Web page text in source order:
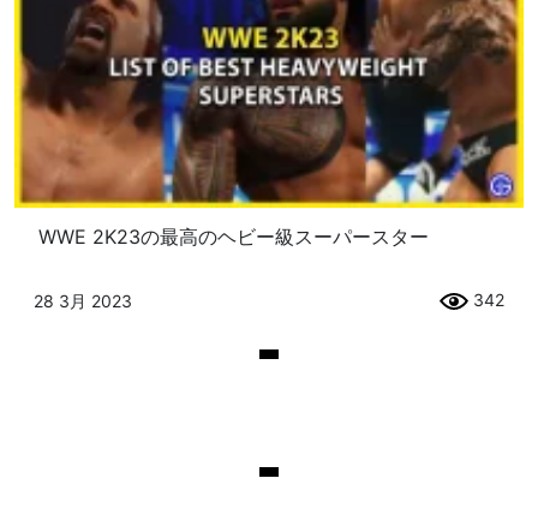
WWE 2K23の最高のヘビー級スーパースター
28 3月 2023 342